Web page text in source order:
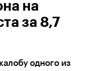
на
за 8,7
одного из